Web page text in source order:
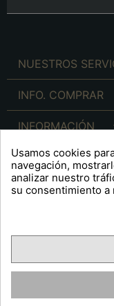
NUESTROS
INFO. COMPRAR
INFORMACIÓN
INFO. LEGAL
OPINIONES
Usamos cookies
navegación,
analizar nuestro
su consentimiento